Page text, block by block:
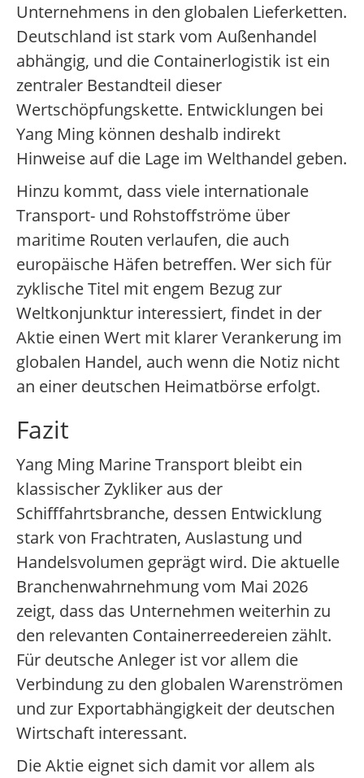
Unternehmens in den globalen Lieferketten.
Deutschland ist stark vom Außenhandel
abhängig, und die Containerlogistik ist ein
zentraler Bestandteil dieser
Wertschöpfungskette. Entwicklungen bei
Yang Ming können deshalb indirekt
Hinweise auf die Lage im Welthandel geben.
Hinzu kommt, dass viele internationale
Transport- und Rohstoffströme über
maritime Routen verlaufen, die auch
europäische Häfen betreffen. Wer sich für
zyklische Titel mit engem Bezug zur
Weltkonjunktur interessiert, findet in der
Aktie einen Wert mit klarer Verankerung im
globalen Handel, auch wenn die Notiz nicht
an einer deutschen Heimatbörse erfolgt.
Fazit
Yang Ming Marine Transport bleibt ein
klassischer Zykliker aus der
Schifffahrtsbranche, dessen Entwicklung
stark von Frachtraten, Auslastung und
Handelsvolumen geprägt wird. Die aktuelle
Branchenwahrnehmung vom Mai 2026
zeigt, dass das Unternehmen weiterhin zu
den relevanten Containerreedereien zählt.
Für deutsche Anleger ist vor allem die
Verbindung zu den globalen Warenströmen
und zur Exportabhängigkeit der deutschen
Wirtschaft interessant.
Die Aktie eignet sich damit vor allem als